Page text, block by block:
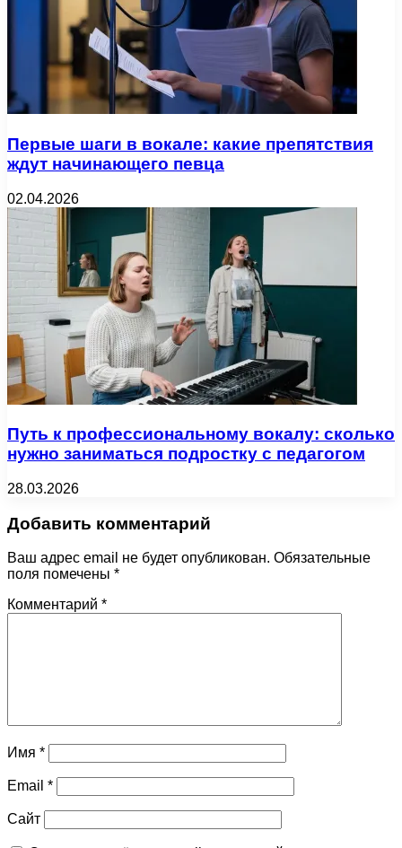
Первые шаги в вокале: какие препятствия
ждут начинающего певца
02.04.2026
Путь к профессиональному вокалу: сколько
нужно заниматься подростку с педагогом
28.03.2026
Добавить комментарий
Ваш адрес email не будет опубликован. Обязательные
поля помечены *
Комментарий *
Имя *
Email *
Сайт